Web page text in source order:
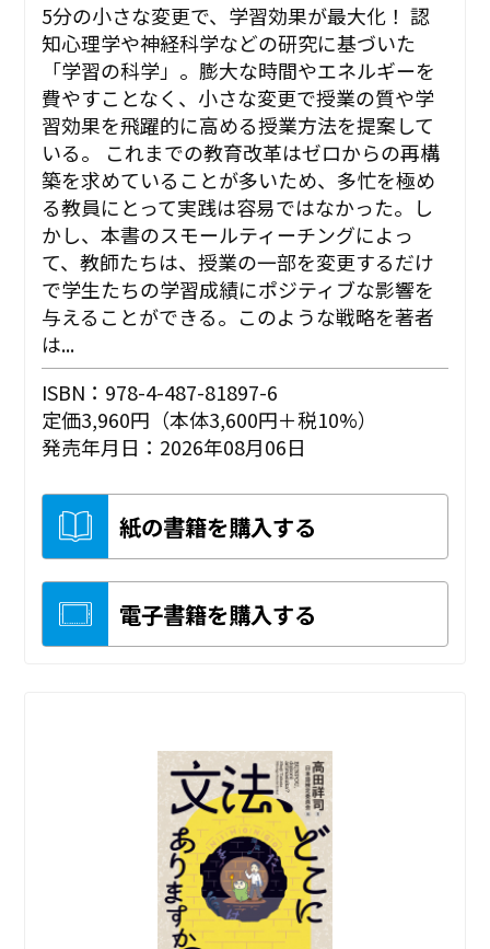
5分の小さな変更で、学習効果が最大化！ 認
知心理学や神経科学などの研究に基づいた
「学習の科学」。膨大な時間やエネルギーを
費やすことなく、小さな変更で授業の質や学
習効果を飛躍的に高める授業方法を提案して
いる。 これまでの教育改革はゼロからの再構
築を求めていることが多いため、多忙を極め
る教員にとって実践は容易ではなかった。し
かし、本書のスモールティーチングによっ
て、教師たちは、授業の一部を変更するだけ
で学生たちの学習成績にポジティブな影響を
与えることができる。このような戦略を著者
は...
ISBN：978-4-487-81897-6
定価3,960円（本体3,600円＋税10%）
発売年月日：2026年08月06日
紙の書籍を購入する
電子書籍を購入する